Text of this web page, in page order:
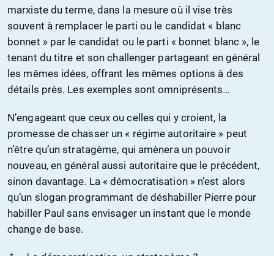
marxiste du terme, dans la mesure où il vise très
souvent à remplacer le parti ou le candidat « blanc
bonnet » par le candidat ou le parti « bonnet blanc », le
tenant du titre et son challenger partageant en général
les mêmes idées, offrant les mêmes options à des
détails près. Les exemples sont omniprésents…
N’engageant que ceux ou celles qui y croient, la
promesse de chasser un « régime autoritaire » peut
n’être qu’un stratagème, qui amènera un pouvoir
nouveau, en général aussi autoritaire que le précédent,
sinon davantage. La « démocratisation » n’est alors
qu’un slogan programmant de déshabiller Pierre pour
habiller Paul sans envisager un instant que le monde
change de base.